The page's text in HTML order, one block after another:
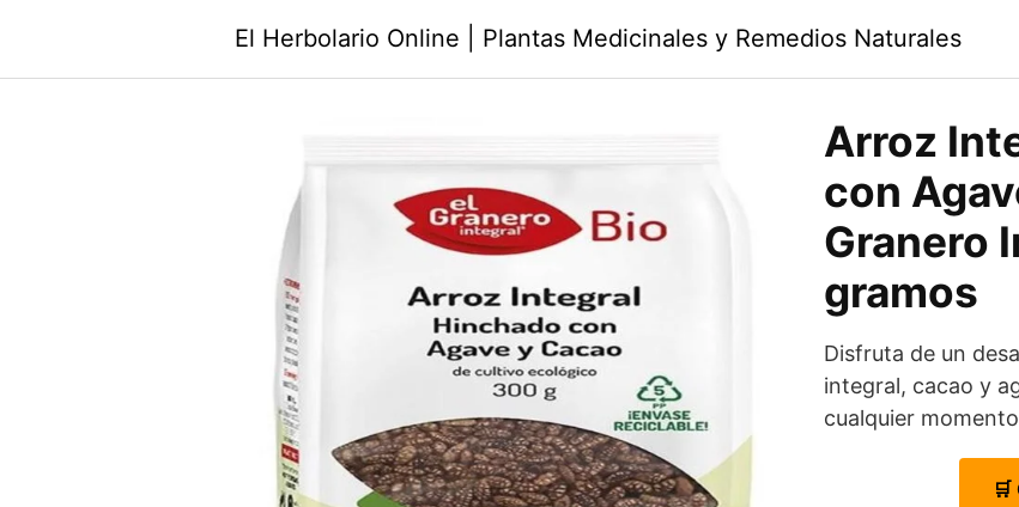
El Herbolario Online | Plantas Medicinales y Remedios Naturales
Arroz
con
Granero
gramos
Disfruta de un
integral, cacao y
cualquier